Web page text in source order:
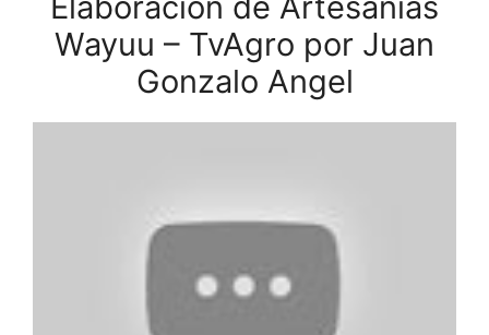
Wayuu – TvAgro por Juan
Gonzalo Angel